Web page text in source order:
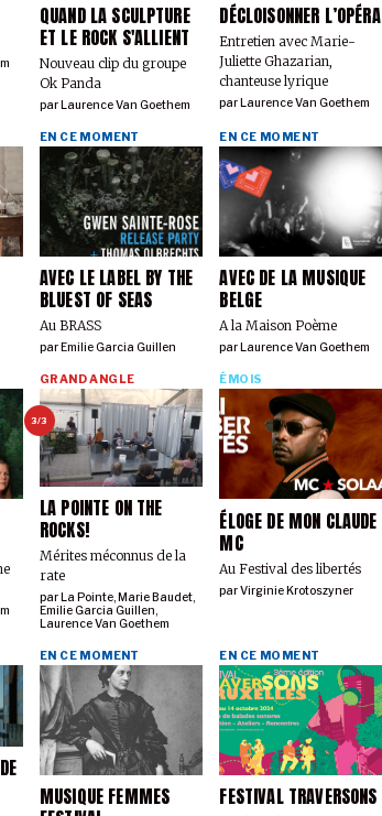
QUAND LA SCULPTURE
ET LE ROCK S'ALLIENT
Nouveau clip du groupe
Ok Panda
parLaurence Van Goethem
DÉCLOISONNER L’OPÉRA
Entretien avec Marie-
Juliette Ghazarian,
chanteuse lyrique
parLaurence Van Goethem
AVEC LE LABEL BY THE
BLUEST OF SEAS
Au BRASS
EN CE MOMENT
par Emilie Garcia Guillen
AVEC DE LA MUSIQUE
BELGE
A la Maison Poème
EN CE MOMENT
par Laurence Van Goethem
3/3
LA POINTE ON THE
ROCKS!
Mérites méconnus de la
rate
GRAND ANGLE
parLa Pointe,Marie Baudet,
Emilie Garcia Guillen,
Laurence Van Goethem
ÉLOGE DE MON CLAUDE
MC
Au Festival des libertés
ÉMOIS
parVirginie Krotoszyner
MUSIQUE FEMMES
EN CE MOMENT
FESTIVAL TRAVERSONS
EN CE MOMENT